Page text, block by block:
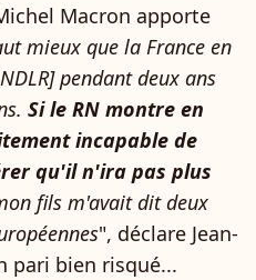
Macron apporte
mieux que la France en
pendant deux ans
Si le RN montre en
incapable de
qu'il n'ira pas plus
fils m'avait dit deux
", déclare Jean-
pari bien risqué...